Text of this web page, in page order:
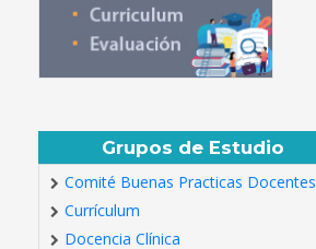
Grupos de Estudio
Comité Buenas Practicas Docentes
Currículum
Docencia Clínica